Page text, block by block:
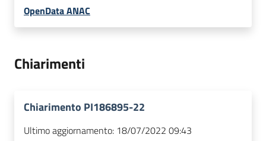
OpenData ANAC
Chiarimenti
Chiarimento PI186895-22
Ultimo aggiornamento: 18/07/2022 09:43